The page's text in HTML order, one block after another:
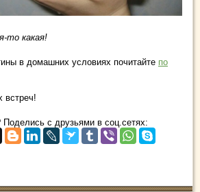
то какая!
в домашних условиях почитайте по
встреч!
Поделись с друзьями в соц.сетях: